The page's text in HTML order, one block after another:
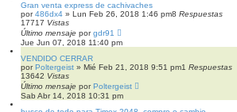
Gran venta express de cachivaches
por486dx4 » Lun Feb 26, 2018 1:46 pm8 Respuestas
17717 Vistas
Último mensaje porgdr91
Jue Jun 07, 2018 11:40 pm
VENDIDO CERRAR
porPoltergeist » Mié Feb 21, 2018 9:51 pm1 Respuestas
13642 Vistas
Último mensaje porPoltergeist
Sab Abr 14, 2018 10:31 pm